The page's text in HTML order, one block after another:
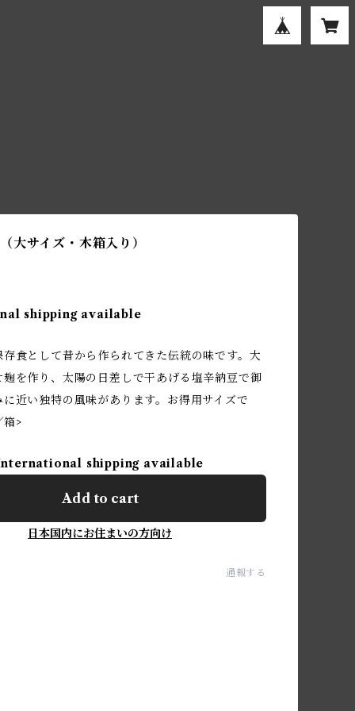
大サイズ・木箱入り）
shipping available
存食として昔から作られてきた伝統の味です。大
麹を作り、太陽の日差しで干あげる塩辛納豆で御
近い独特の風味があります。お得用サイズで
箱>
shipping available
Add to cart
日本国内にお住まいの方向け
通報する